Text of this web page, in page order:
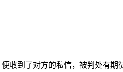
到了对方的私信，被判处有期